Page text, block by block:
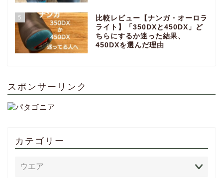
5
比較レビュー【ナンガ・オーロラ
ライト】「350DXと450DX」ど
ちらにするか迷った結果、
450DXを選んだ理由
スポンサーリンク
カテゴリー